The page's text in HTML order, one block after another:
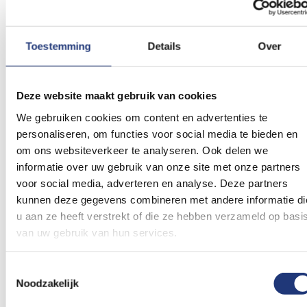
Toestemming Details Over
Deze website maakt gebruik van cookies
We gebruiken cookies om content en advertenties te
personaliseren, om functies voor social media te bieden en
om ons websiteverkeer te analyseren. Ook delen we
informatie over uw gebruik van onze site met onze partners
voor social media, adverteren en analyse. Deze partners
kunnen deze gegevens combineren met andere informatie
u aan ze heeft verstrekt of die ze hebben verzameld op
van uw gebruik van hun services.
Noodzakelijk
Glanspoly 115gr/m2 30x45cm
Borrelvlag Biertje?
30x45cm
9,05
Excl. BTW
Voor 16:00 besteld, dezelfde
dag verzonden
In winkelmand
Opblaas bierpul
12,36
Excl. BTW
Voor 16:00 besteld, dezelfde
dag verzonden
In winkelmand
Voeg
toe
aan
Voeg
aan